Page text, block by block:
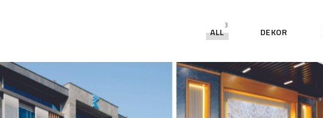
ALL
3
DEKOR